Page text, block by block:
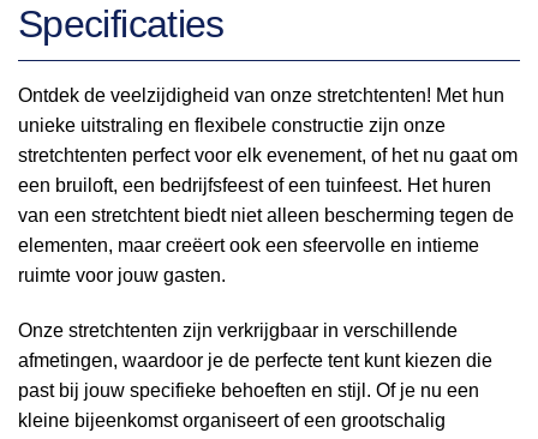
Specificaties
Ontdek de veelzijdigheid van onze stretchtenten! Met hun
unieke uitstraling en flexibele constructie zijn onze
stretchtenten perfect voor elk evenement, of het nu gaat om
een ​​bruiloft, een bedrijfsfeest of een tuinfeest. Het huren
van een stretchtent biedt niet alleen bescherming tegen de
elementen, maar creëert ook een sfeervolle en intieme
ruimte voor jouw gasten.
Onze stretchtenten zijn verkrijgbaar in verschillende
afmetingen, waardoor je de perfecte tent kunt kiezen die
past bij jouw specifieke behoeften en stijl. Of je nu een
kleine bijeenkomst organiseert of een grootschalig